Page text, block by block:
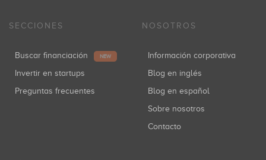
SECCIONES
Buscar financiación NEW
Invertir en startups
Preguntas frecuentes
NOSOTROS
Información corporativa
Blog en inglés
Blog en español
Sobre nosotros
Contacto